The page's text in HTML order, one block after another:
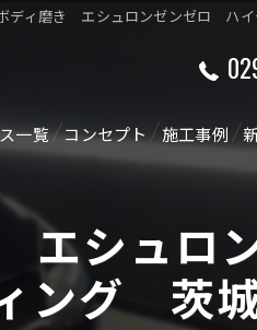
ディ磨き エシュロンゼンゼロ ハ
グ剤
一覧
クリーニング・消臭
ライトリペア
ナンス
コンセプト 施工事例
シュロ
ング 茨